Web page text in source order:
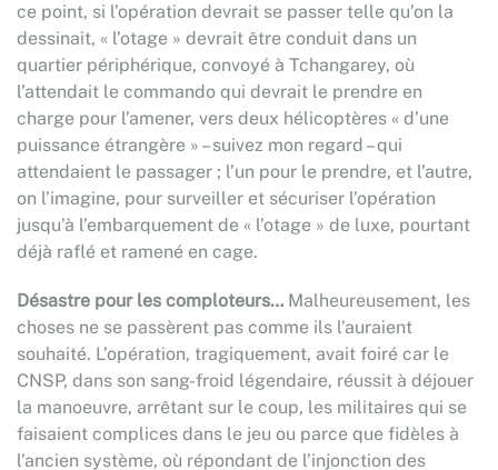
ce point, si l’opération devrait se passer telle qu’on la
dessinait, « l’otage » devrait être conduit dans un
quartier périphérique, convoyé à Tchangarey, où
l’attendait le commando qui devrait le prendre en
charge pour l’amener, vers deux hélicoptères « d’une
puissance étrangère » – suivez mon regard – qui
attendaient le passager ; l’un pour le prendre, et l’autre,
on l’imagine, pour surveiller et sécuriser l’opération
jusqu’à l’embarquement de « l’otage » de luxe, pourtant
déjà raflé et ramené en cage.
Désastre pour les comploteurs… Malheureusement, les
choses ne se passèrent pas comme ils l’auraient
souhaité. L’opération, tragiquement, avait foiré car le
CNSP, dans son sang-froid légendaire, réussit à déjouer
la manoeuvre, arrêtant sur le coup, les militaires qui se
faisaient complices dans le jeu ou parce que fidèles à
l’ancien système, où répondant de l’injonction des